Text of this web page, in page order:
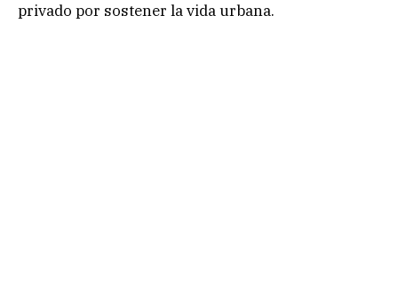
privado por sostener la vida urbana.